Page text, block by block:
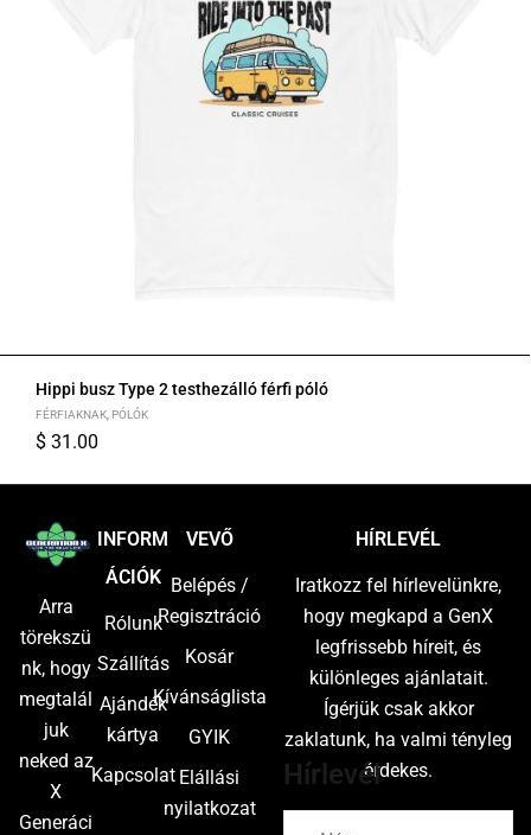
Hippi busz Type 2 testhezálló férfi póló
FÉRFIAKNAK PÓLÓK
$ 31.00
Arra
törekszü
nk, hogy
megtalál
juk
neked az
X
Generáci
INFORM
ÁCIÓK
Rólunk
Szállítás
Ajándék
kártya
Kapcsolat
VEVŐ
Belépés /
Regisztráció
Kosár
Kívánságlista
GYIK
Elállási
nyilatkozat
HÍRLEVÉL
Iratkozz fel hírlevelünkre,
hogy megkapd a GenX
legfrissebb híreit, és
különleges ajánlatait.
Ígérjük csak akkor
zaklatunk, ha valmi tényleg
érdekes.
Hírlevél